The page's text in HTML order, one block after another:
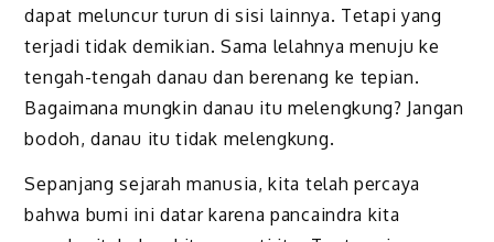
dapat meluncur turun di sisi lainnya. Tetapi yang
terjadi tidak demikian. Sama lelahnya menuju ke
tengah-tengah danau dan berenang ke tepian.
Bagaimana mungkin danau itu melengkung? Jangan
bodoh, danau itu tidak melengkung.
Sepanjang sejarah manusia, kita telah percaya
bahwa bumi ini datar karena pancaindra kita